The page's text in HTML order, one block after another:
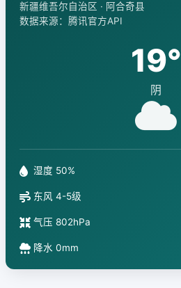
新疆维吾尔自治区 · 阿合奇县
数据来源：腾讯官方API
19°
阴
湿度 50%
东风 4-5级
气压 802hPa
降水 0mm